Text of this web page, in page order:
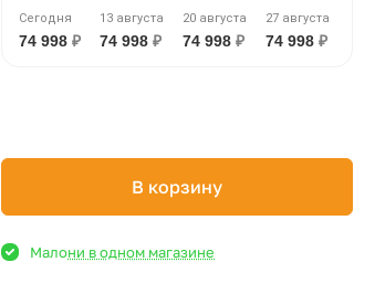
Сегодня
74 998 ₽
13 августа
74 998 ₽
20 августа
74 998 ₽
27 августа
74 998 ₽
В корзину
Малони в одном магазине